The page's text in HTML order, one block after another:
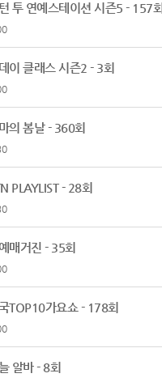
투 연예스테이션 시즌5 - 157회
이 클래스 시즌2 - 3회
의 봄날 - 360회
PLAYLIST - 28회
매거진 - 35회
TOP10가요쇼 - 178회
알바 - 8회